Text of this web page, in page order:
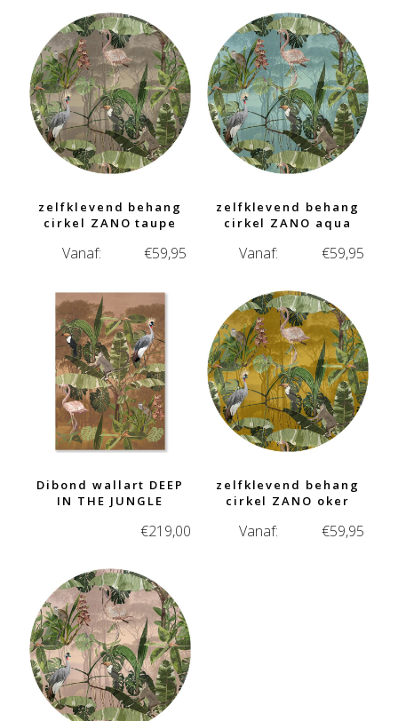
zelfklevend behang
cirkel ZANO taupe
Vanaf: €59,95
zelfklevend behang
cirkel ZANO aqua
Vanaf: €59,95
Dibond wallart DEEP
IN THE JUNGLE
€219,00
zelfklevend behang
cirkel ZANO oker
Vanaf: €59,95